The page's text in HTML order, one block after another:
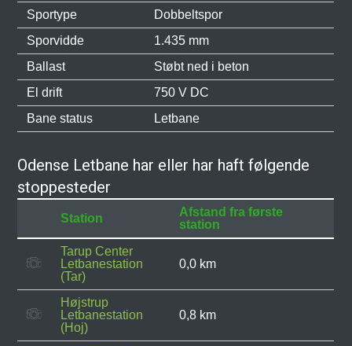
Sportype
Dobbeltspor
Sporvidde
1.435 mm
Ballast
Støbt ned i beton
El drift
750 V DC
Bane status
Letbane
Odense Letbane har eller har haft følgende
stoppesteder
Station
Afstand fra første
station
Tarup Center
Letbanestation
(Tar)
0,0 km
Højstrup
Letbanestation
(Hoj)
0,8 km